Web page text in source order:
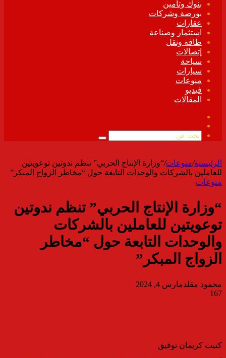
بنوك وتأمين
بورصة وشركات
عقارات
استثمار وصناعة
طاقة ونقل
إتصالات
سياحة
سيارات
منوعات
فيديو
المقالات
الموقع
بحث
الرئيسية/منوعات/“وزارة الإنتاج الحربي” تنظم ندوتين توعويتين
للعاملين بالشركات والوحدات التابعة حول “مخاطر الزواج المبكر”
منوعات
“وزارة الإنتاج الحربي” تنظم ندوتين
توعويتين للعاملين بالشركات
والوحدات التابعة حول “مخاطر
الزواج المبكر”
محمود مقلدمارس 4, 2024
167
كتبت كريمان توفيق